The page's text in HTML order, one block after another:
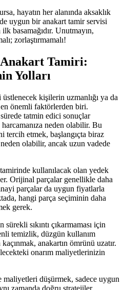
hayatın her alanında aksaklık
uygun bir anakart tamir servisi
basamağıdır. Unutmayın,
zorlaştırmamalı!
Tamiri:
Yolları
üstlenecek kişilerin uzmanlığı ya da
önemli faktörlerden biri.
tatmin edici sonuçlar
neden olabilir. Bu
tercih etmek, başlangıçta biraz
olabilir, ancak uzun vadede
kullanılacak olan yedek
Orijinal parçalar genellikle daha
parçalar da uygun fiyatlarla
hangi parça seçiminin daha
gerek.
sıkıntı çıkarmaması için
temizlik, düzgün kullanım
kaçınmak, anakartın ömrünü uzatır.
onarım maliyetlerinizin
düşürmek, sadece uygun
zamanda doğru stratejiler